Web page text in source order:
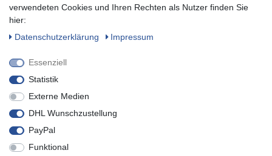
SOCIAL
verwendeten Cookies und Ihren Rechten als Nutzer finden Sie
hier:
Daten­schutz­erklärung
Impressum
Essenziell
Statistik
Externe Medien
DHL Wunschzustellung
PayPal
Funktional